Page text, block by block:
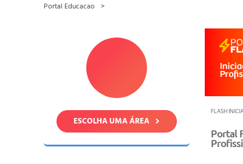
Portal Educacao
ESCOLHA UMA ÁREA
FLASH
Portal